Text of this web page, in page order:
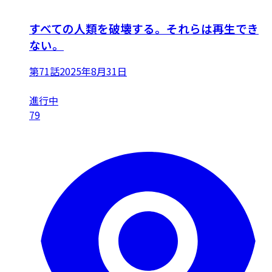
すべての人類を破壊する。それらは再生でき
ない。
第71話2025年8月31日
進行中
79